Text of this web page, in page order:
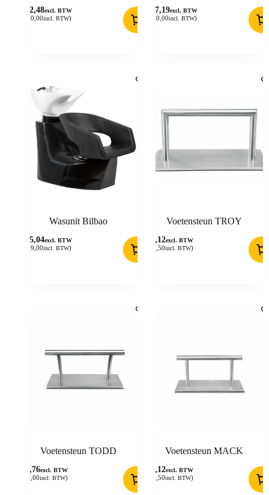
702,48excl. BTW
850,00incl. BTW)
537,19excl. BTW
650,00incl. BTW)
Wasunit Bilbao
495,04excl. BTW
599,00incl. BTW)
Voetensteun TROY
35,12excl. BTW
42,50incl. BTW)
Voetensteun TODD
48,76excl. BTW
59,00incl. BTW)
Voetensteun MACK
35,12excl. BTW
42,50incl. BTW)